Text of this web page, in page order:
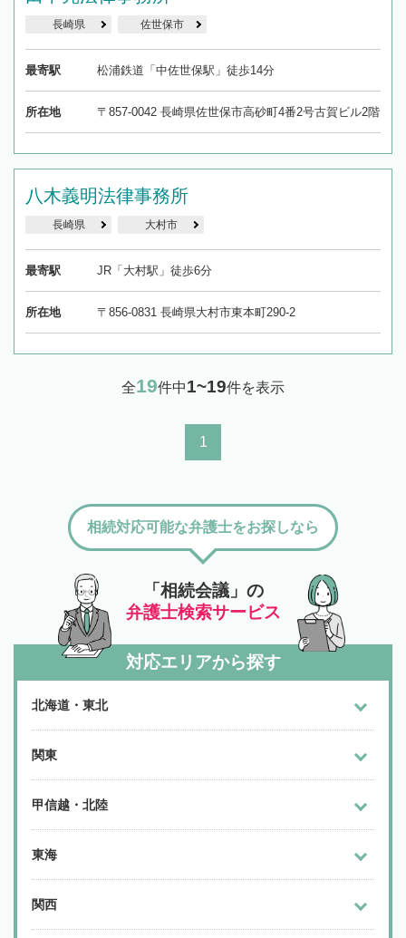
長崎県 佐世保市
最寄駅 松浦鉄道「中佐世保駅」徒歩14分
所在地 〒857-0042 長崎県佐世保市高砂町4番2号古賀ビル2階
八木義明法律事務所
長崎県 大村市
最寄駅 JR「大村駅」徒歩6分
所在地 〒856-0831 長崎県大村市東本町290-2
全19件中1~19件を表示
1
「相続会議」の
弁護士検索サービス
相続対応可能な弁護士をお探しなら
対応エリアから探す
北海道・東北
関東
甲信越・北陸
東海
関西